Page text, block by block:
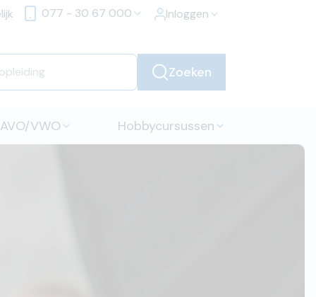
077 - 30 67 000 Inloggen
Zoeken
VWO Hobbycursussen